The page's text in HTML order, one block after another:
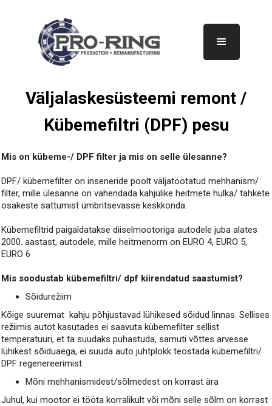
Väljalaskesüsteemi remont /
Kübemefiltri (DPF) pesu
Mis on kübeme-/ DPF filter ja mis on selle ülesanne?
DPF/ kübemefilter on inseneride poolt väljatöötatud mehhanism/
filter, mille ülesanne on vähendada kahjulike heitmete hulka/ tahkete
osakeste sattumist ümbritsevasse keskkonda.
Kübemefiltrid paigaldatakse diiselmootoriga autodele juba alates
2000. aastast, autodele, mille heitmenorm on EURO 4, EURO 5,
EURO 6
Mis soodustab kübemefiltri/ dpf kiirendatud saastumist?
Sõidurežiim
Kõige suuremat kahju põhjustavad lühikesed sõidud linnas. Sellises
režiimis autot kasutades ei saavuta kübemefilter sellist
temperatuuri, et ta suudaks puhastuda, samuti võttes arvesse
lühikest sõiduaega, ei suuda auto juhtplokk teostada kübemefiltri/
DPF regenereerimist
Mõni mehhanismidest/sõlmedest on korrast ära
Juhul, kui mootor ei tööta korralikult või mõni selle sõlm on korrast